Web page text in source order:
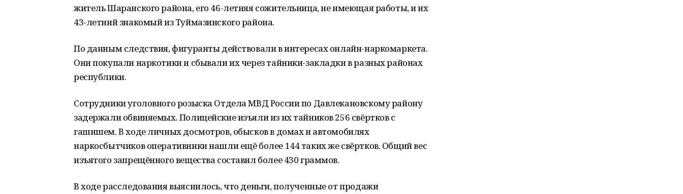
житель Шаранского района, его 46-летняя сожительница, не имеющая работы, и их
43-летний знакомый из Туймазинского района.
По данным следствия, фигуранты действовали в интересах онлайн-наркомаркета.
Они покупали наркотики и сбывали их через тайники-закладки в разных районах
республики.
Сотрудники уголовного розыска Отдела МВД России по Давлекановскому району
задержали обвиняемых. Полицейские изъяли из их тайников 256 свёртков с
гашишем. В ходе личных досмотров, обысков в домах и автомобилях
наркосбытчиков оперативники нашли ещё более 144 таких же свёртков. Общий вес
изъятого запрещённого вещества составил более 430 граммов.
В ходе расследования выяснилось, что деньги, полученные от продажи